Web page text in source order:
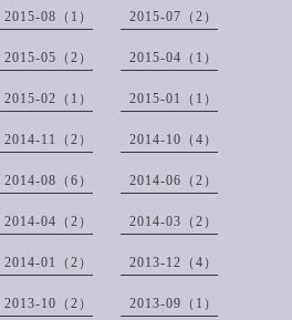
2015-08（1） 2015-07（2）
2015-05（2） 2015-04（1）
2015-02（1） 2015-01（1）
2014-11（2） 2014-10（4）
2014-08（6） 2014-06（2）
2014-04（2） 2014-03（2）
2014-01（2） 2013-12（4）
2013-10（2） 2013-09（1）